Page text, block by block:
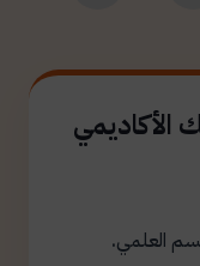
الأكاديمي
العلمي.